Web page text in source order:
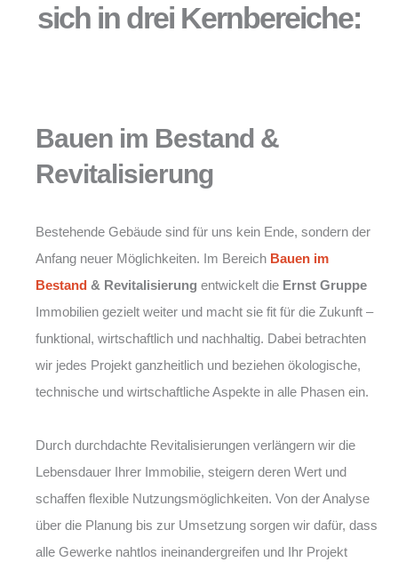
sich in drei Kernbereiche:
Bauen im Bestand &
Revitalisierung
Bestehende Gebäude sind für uns kein Ende, sondern der
Anfang neuer Möglichkeiten. Im Bereich Bauen im
Bestand & Revitalisierung entwickelt die Ernst Gruppe
Immobilien gezielt weiter und macht sie fit für die Zukunft –
funktional, wirtschaftlich und nachhaltig. Dabei betrachten
wir jedes Projekt ganzheitlich und beziehen ökologische,
technische und wirtschaftliche Aspekte in alle Phasen ein.
Durch durchdachte Revitalisierungen verlängern wir die
Lebensdauer Ihrer Immobilie, steigern deren Wert und
schaffen flexible Nutzungsmöglichkeiten. Von der Analyse
über die Planung bis zur Umsetzung sorgen wir dafür, dass
alle Gewerke nahtlos ineinandergreifen und Ihr Projekt